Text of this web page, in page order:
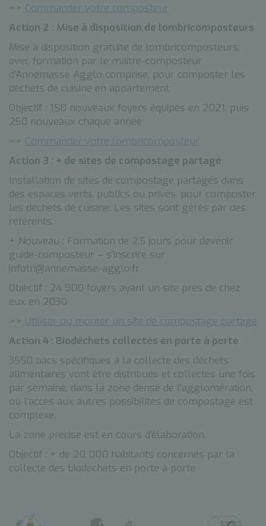
>> Commander votre composteur
Action 2 : Mise à disposition de lombricomposteurs
Mise à disposition gratuite de lombricomposteurs,
avec formation par le maitre-composteur
d’Annemasse Agglo comprise, pour composter les
déchets de cuisine en appartement.
Objectif : 150 nouveaux foyers équipés en 2021, puis
250 nouveaux chaque année
>> Commander votre lombricomposteur
Action 3 : + de sites de compostage partagé
Installation de sites de compostage partagés dans
des espaces verts, publics ou privés, pour composter
les déchets de cuisine. Les sites sont gérés par des
référents.
+ Nouveau : Formation de 2,5 jours pour devenir
guide-composteur – s’inscrire sur
infotri@annemasse-agglo.fr
Objectif : 24 900 foyers ayant un site près de chez
eux en 2030
>> Utiliser ou monter un site de compostage partagé
Action 4 : Biodéchets collectés en porte à porte
3550 bacs spécifiques à la collecte des déchets
alimentaires vont être distribués et collectés une fois
par semaine, dans la zone dense de l’agglomération,
où l’accès aux autres possibilités de compostage est
complexe.
La zone précise est en cours d’élaboration.
Objectif : + de 20 000 habitants concernés par la
collecte des biodéchets en porte à porte